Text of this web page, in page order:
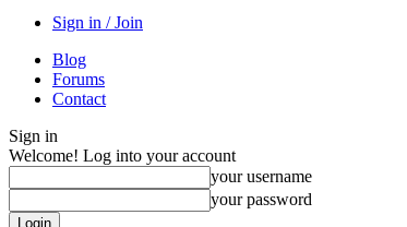
Sign in / Join
Blog
Forums
Contact
Sign in
Welcome! Log into your account
your username
your password